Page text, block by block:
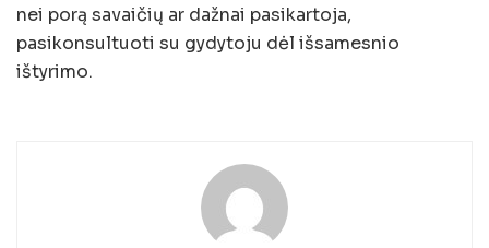
nei porą savaičių ar dažnai pasikartoja,
pasikonsultuoti su gydytoju dėl išsamesnio
ištyrimo.